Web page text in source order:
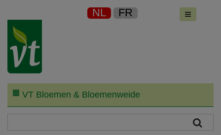
NL FR
VT Bloemen & Bloemenweide